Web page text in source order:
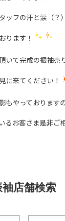
ッフの汗と涙（？
ります！
いて完成の振袖売
に来てください！
もやっております
るお客さま是非ご
袖店舗検索